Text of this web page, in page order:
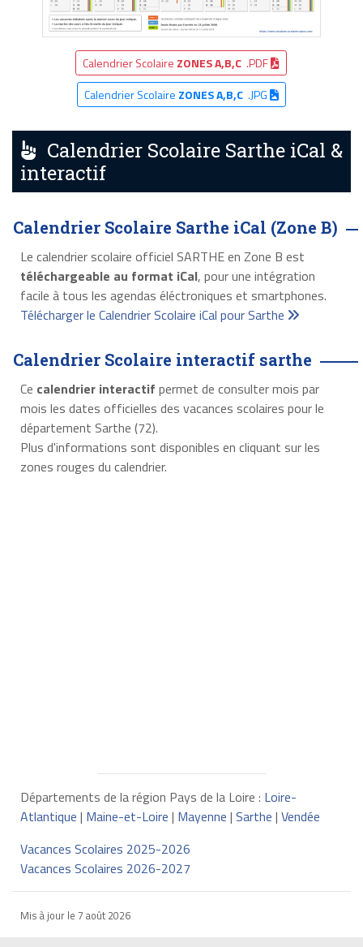
Calendrier Scolaire ZONES A,B,C .PDF
Calendrier Scolaire ZONES A,B,C.JPG
Calendrier Scolaire Sarthe iCal &
interactif
Calendrier Scolaire Sarthe iCal (Zone B)
Le calendrier scolaire officiel SARTHE en Zone B est
téléchargeable au format iCal, pour une intégration
facile à tous les agendas éléctroniques et smartphones.
Télécharger le Calendrier Scolaire iCal pour Sarthe
Calendrier Scolaire interactif sarthe
Ce calendrier interactif permet de consulter mois par
mois les dates officielles des vacances scolaires pour le
département Sarthe (72).
Plus d'informations sont disponibles en cliquant sur les
zones rouges du calendrier.
Départements de la région Pays de la Loire : Loire-
Atlantique | Maine-et-Loire | Mayenne | Sarthe | Vendée
Vacances Scolaires 2025-2026
Vacances Scolaires 2026-2027
Mis à jour le 7 août 2026